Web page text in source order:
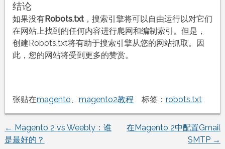
结论
如果没有Robots.txt，搜索引擎将可以自由运行以对它们
在网站上找到的任何内容进行爬网和编制索引。但是，
创建Robots.txt将有助于搜索引擎从您的网站抓取。因
此，您的网站将受到更多的赞赏。
张贴在magento、 magento2教程 标签： robots.txt
文
← Magento 2 vs Weebly：谁
是最好的？
在Magento 2中配置Gmail
SMTP →